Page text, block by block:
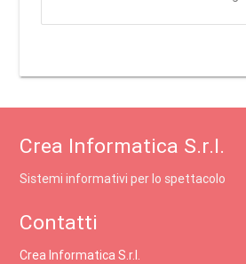
Crea Informatica S.r.l.
Sistemi informativi per lo spettacolo
Contatti
Crea Informatica S.r.l.